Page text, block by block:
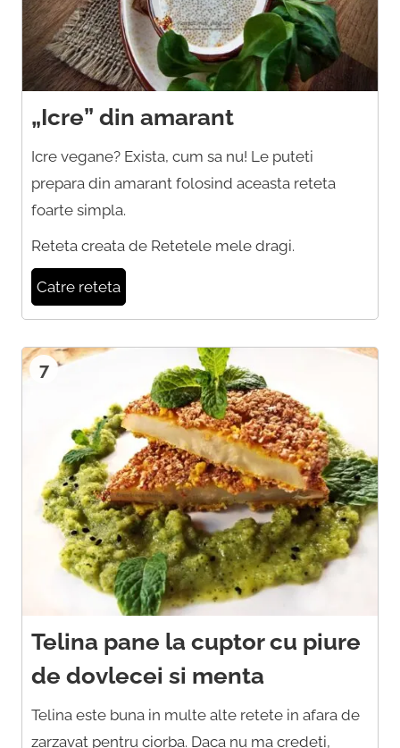
„Icre” din amarant
Icre vegane? Exista, cum sa nu! Le puteti
prepara din amarant folosind aceasta reteta
foarte simpla.
Reteta creata de Retetele mele dragi.
Catre reteta
7
Telina pane la cuptor cu piure
de dovlecei si menta
Telina este buna in multe alte retete in afara de
zarzavat pentru ciorba. Daca nu ma credeti,